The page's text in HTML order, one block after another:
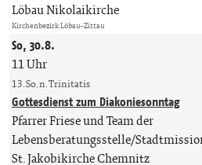
Löbau Nikolaikirche
Kirchenbezirk Löbau-Zittau
So, 30.8.
11 Uhr
13. So. n. Trinitatis
Gottesdienst zum Diakoniesonntag
Pfarrer Friese und Team der
Lebensberatungsstelle/
St. Jakobikirche Chemnitz